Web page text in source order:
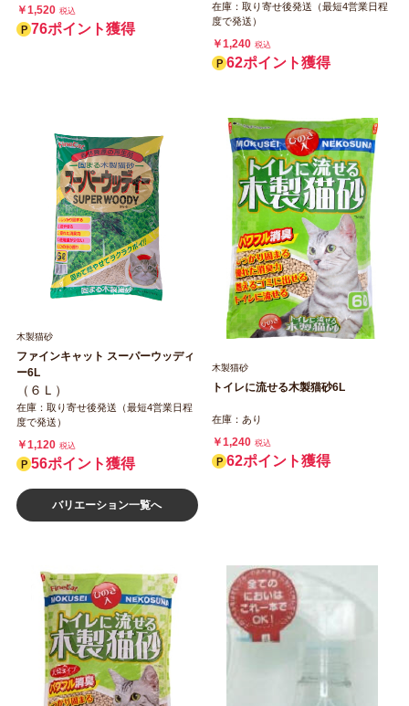
￥1,520 税込
76ポイント獲得
在庫：取り寄せ後発送（最短4営業日程
度で発送）
￥1,240 税込
62ポイント獲得
木製猫砂
ファインキャット スーパーウッディ
ー6L
（６Ｌ）
在庫：取り寄せ後発送（最短4営業日程
度で発送）
￥1,120 税込
56ポイント獲得
バリエーション一覧へ
木製猫砂
トイレに流せる木製猫砂6L
在庫：あり
￥1,240 税込
62ポイント獲得